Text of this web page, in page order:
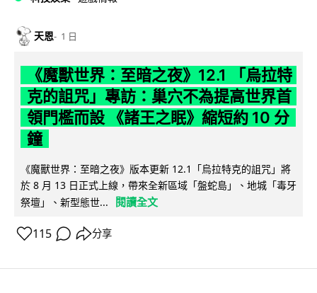
天恩 1 日
《魔獸世界：至暗之夜》12.1 「烏拉特
克的詛咒」專訪：巢穴不為提高世界首
領門檻而設 《諸王之眠》縮短約 10 分
鐘
《魔獸世界：至暗之夜》版本更新 12.1「烏拉特克的詛咒」將
於 8 月 13 日正式上線，帶來全新區域「盤蛇島」、地城「毒牙
祭壇」、新型態世...
閱讀全文
115 分享